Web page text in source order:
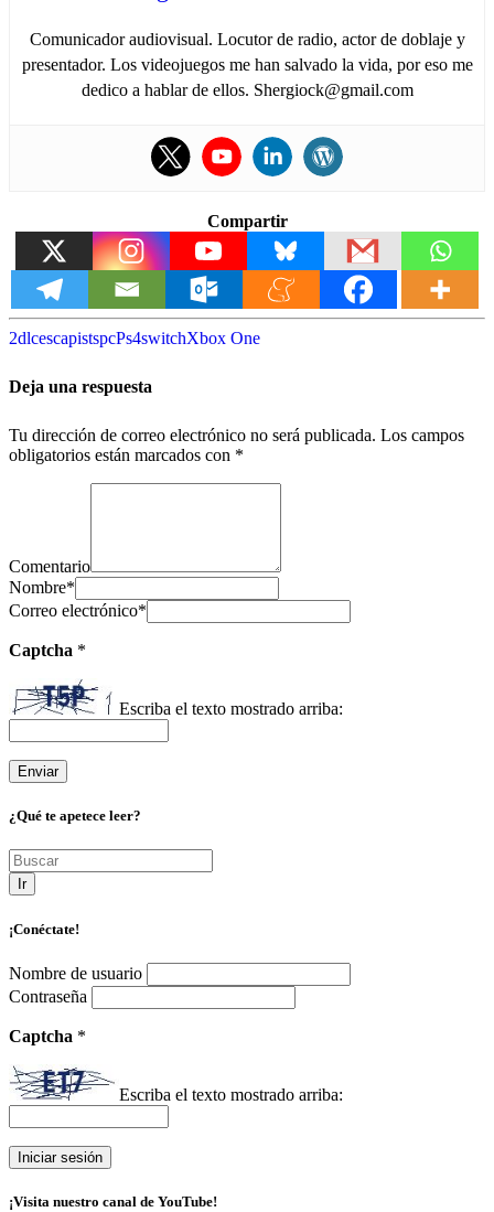
Comunicador audiovisual. Locutor de radio, actor de doblaje y
presentador. Los videojuegos me han salvado la vida, por eso me
dedico a hablar de ellos. Shergiock@gmail.com
Compartir
2dlcescapistspcPs4switchXbox One
Deja una respuesta
Tu dirección de correo electrónico no será publicada. Los campos
obligatorios están marcados con *
Comentario
Nombre*
Correo electrónico*
Captcha *
Escriba el texto mostrado arriba:
¿Qué te apetece leer?
Ir
¡Conéctate!
Nombre de usuario
Contraseña
Captcha *
Escriba el texto mostrado arriba:
¡Visita nuestro canal de YouTube!